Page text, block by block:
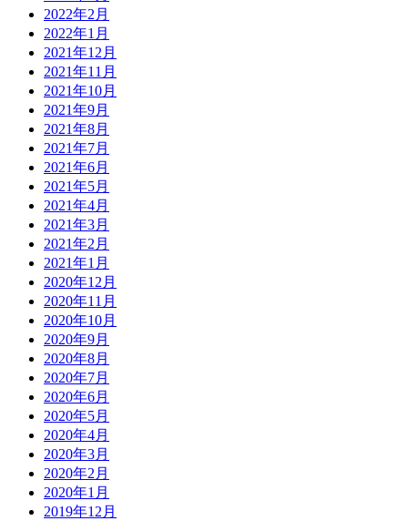
2022年2月
2022年1月
2021年12月
2021年11月
2021年10月
2021年9月
2021年8月
2021年7月
2021年6月
2021年5月
2021年4月
2021年3月
2021年2月
2021年1月
2020年12月
2020年11月
2020年10月
2020年9月
2020年8月
2020年7月
2020年6月
2020年5月
2020年4月
2020年3月
2020年2月
2020年1月
2019年12月